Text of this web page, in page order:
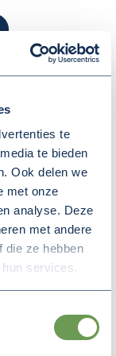
te
te bieden
Ook delen we
met onze
analyse. Deze
met andere
die ze hebben
services.
venster)
een nieuw
in een nieuw